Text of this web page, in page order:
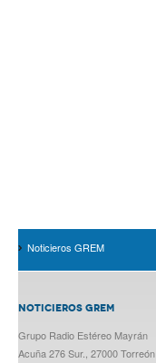
Noticieros GREM
NOTICIEROS GREM
Grupo Radio Estéreo Mayrán
Acuña 276 Sur., 27000 Torreón